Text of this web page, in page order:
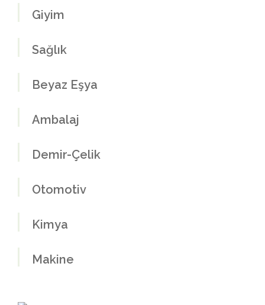
Giyim
Sağlık
Beyaz Eşya
Ambalaj
Demir-Çelik
Otomotiv
Kimya
Makine